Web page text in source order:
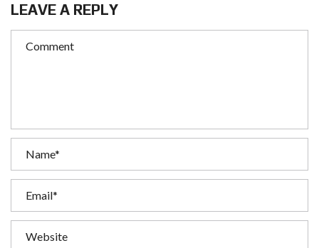
LEAVE A REPLY